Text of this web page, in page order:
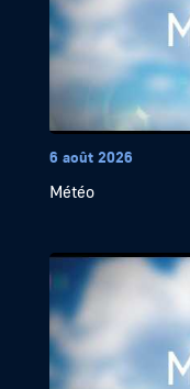
6 août 2026
Météo